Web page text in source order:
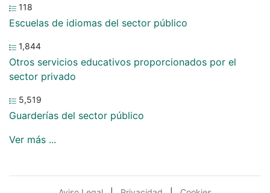
118
Escuelas de idiomas del sector público
1,844
Otros servicios educativos proporcionados por el
sector privado
5,519
Guarderías del sector público
Ver más ...